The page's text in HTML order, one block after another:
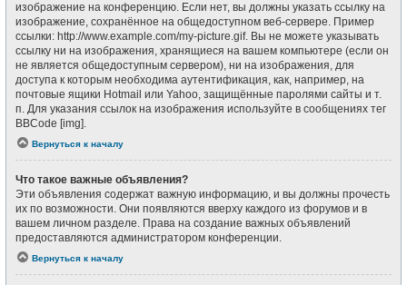
изображение на конференцию. Если нет, вы должны указать ссылку на
изображение, сохранённое на общедоступном веб-сервере. Пример
ссылки: http://www.example.com/my-picture.gif. Вы не можете указывать
ссылку ни на изображения, хранящиеся на вашем компьютере (если он
не является общедоступным сервером), ни на изображения, для
доступа к которым необходима аутентификация, как, например, на
почтовые ящики Hotmail или Yahoo, защищённые паролями сайты и т.
п. Для указания ссылок на изображения используйте в сообщениях тег
BBCode [img].
Вернуться к началу
Что такое важные объявления?
Эти объявления содержат важную информацию, и вы должны прочесть
их по возможности. Они появляются вверху каждого из форумов и в
вашем личном разделе. Права на создание важных объявлений
предоставляются администратором конференции.
Вернуться к началу